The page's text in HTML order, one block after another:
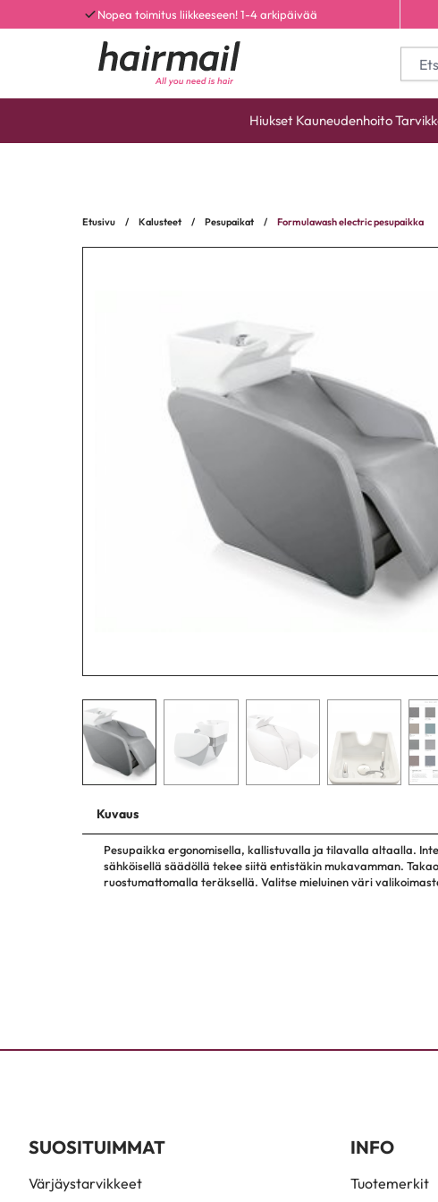
Nopea toimitus liikkeeseen! 1-4 arkipäivää
Hiukset Kauneudenhoito
Etusivu / Kalusteet / Pesupaikat / Formulawash electric pesupaikka
Kuvaus
Pesupaikka ergonomisella, kallistuvalla ja tilavalla altaalla.
sähköisellä säädöllä tekee siitä entistäkin mukavamman.
ruostumattomalla teräksellä. Valitse mieluinen väri
SUOSITUIMMAT
Värjäystarvikkeet
INFO
Tuotemerkit